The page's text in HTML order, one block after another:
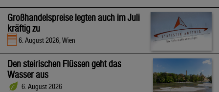
Großhandelspreise legten auch im Juli
kräftig zu
6. August 2026, Wien
Den steirischen Flüssen geht das
Wasser aus
6. August 2026